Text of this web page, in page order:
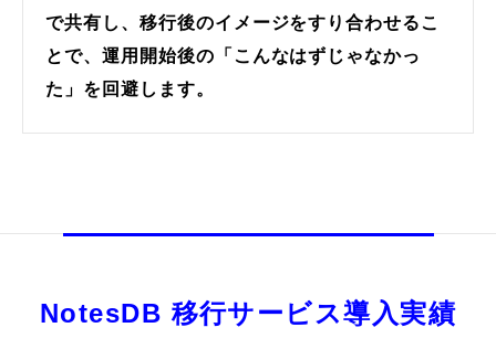
で共有し、移行後のイメージをすり合わせるこ
とで、運用開始後の「こんなはずじゃなかっ
た」を回避します。
NotesDB 移行サービス導入実績